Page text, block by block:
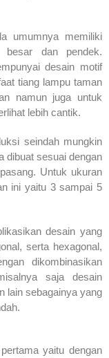
umumnya memiliki
dan pendek.
desain motif
tiang lampu taman
namun juga untuk
lebih cantik.
seindah mungkin
dibuat sesuai dengan
Untuk ukuran
ini yaitu 3 sampai 5
desain yang
serta hexagonal,
dikombinasikan
saja desain
lain sebagainya yang
yaitu dengan